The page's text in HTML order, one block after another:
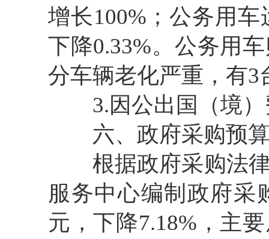
增长100%；公务用
下降0.33%。公务用
分车辆老化严重，有3
3.因公出国（境）
六、政府采购预算
根据政府采购法律
服务中心编制政府采
元，下降7.18%，主